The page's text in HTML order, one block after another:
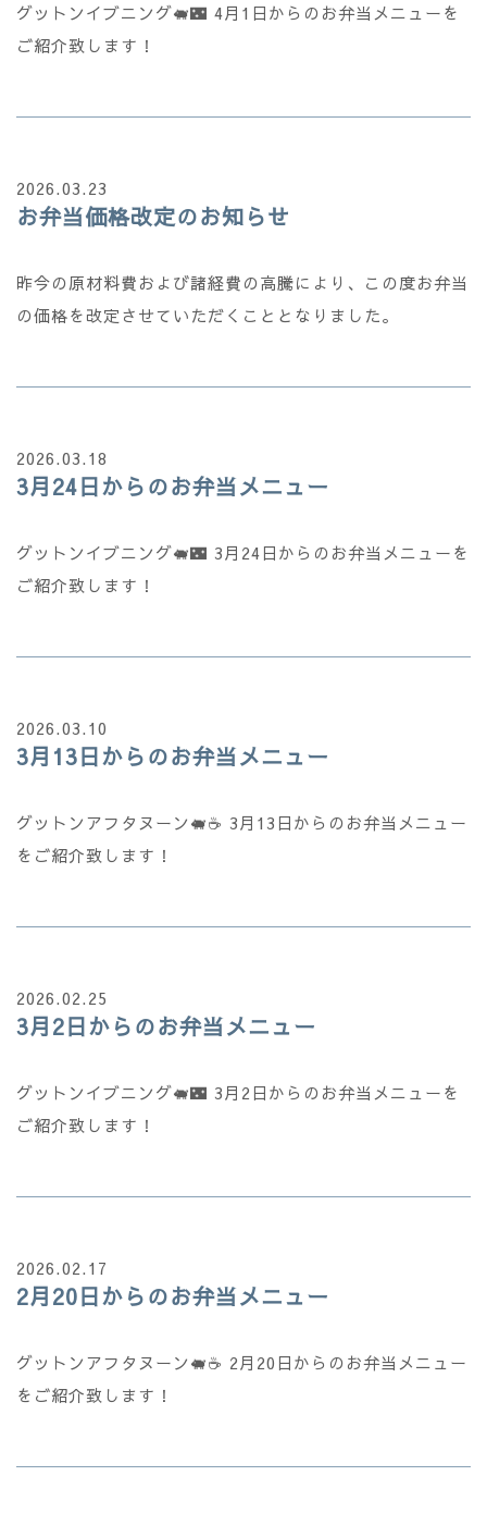
グットンイブニング🐖🌃 4月1日からのお弁当メニューを
ご紹介致します！
2026.03.23
お弁当価格改定のお知らせ
昨今の原材料費および諸経費の高騰により、この度お弁当
の価格を改定させていただくこととなりました。
2026.03.18
3月24日からのお弁当メニュー
グットンイブニング🐖🌃 3月24日からのお弁当メニューを
ご紹介致します！
2026.03.10
3月13日からのお弁当メニュー
グットンアフタヌーン🐖☕ 3月13日からのお弁当メニュー
をご紹介致します！
2026.02.25
3月2日からのお弁当メニュー
グットンイブニング🐖🌃 3月2日からのお弁当メニューを
ご紹介致します！
2026.02.17
2月20日からのお弁当メニュー
グットンアフタヌーン🐖☕ 2月20日からのお弁当メニュー
をご紹介致します！